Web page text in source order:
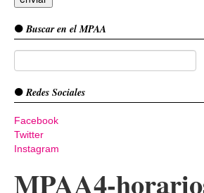
Buscar en el MPAA
Redes Sociales
Facebook
Twitter
Instagram
MPAA4-